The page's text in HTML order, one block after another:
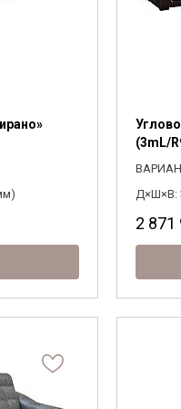
(3mL/
Д×Ш×В:
2